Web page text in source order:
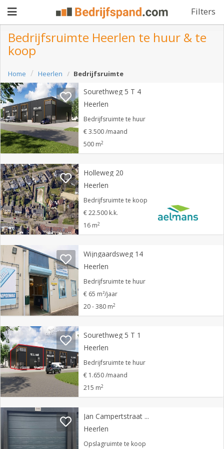
Filters
Pand
aanbieden
Pand
zoeken
Waarom
adverteren
Premium
adverteren
Registreren
Login
Bedrijfsruimte Heerlen te huur & te
koop
Home Heerlen Bedrijfsruimte
Sourethweg 5 T 4
Heerlen
Bedrijfsruimte te huur
€ 3.500 /maand
500 m2
Holleweg 20
Heerlen
Bedrijfsruimte te koop
€ 22.500 k.k.
16 m2
Wijngaardsweg 14
Heerlen
Bedrijfsruimte te huur
€ 65 m²/jaar
20 - 380 m2
Sourethweg 5 T 1
Heerlen
Bedrijfsruimte te huur
€ 1.650 /maand
215 m2
Jan Campertstraat 13 GB01
Heerlen
Opslagruimte te koop